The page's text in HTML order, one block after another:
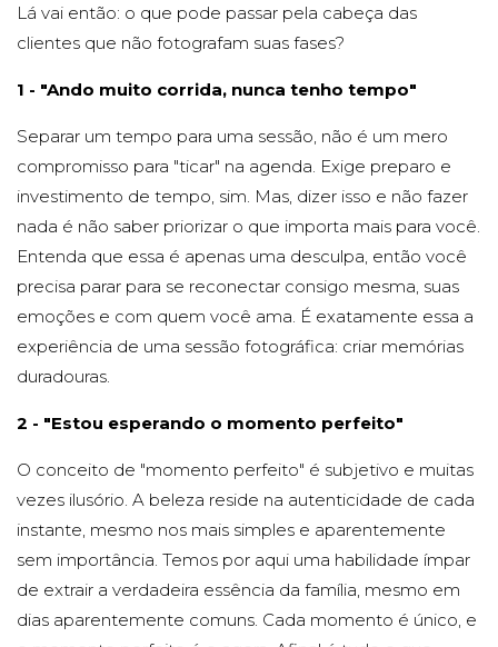
Lá vai então: o que pode passar pela cabeça das
clientes que não fotografam suas fases?
1 - "Ando muito corrida, nunca tenho tempo"
Separar um tempo para uma sessão, não é um mero
compromisso para "ticar" na agenda. Exige preparo e
investimento de tempo, sim. Mas, dizer isso e não fazer
nada é não saber priorizar o que importa mais para você.
Entenda que essa é apenas uma desculpa, então você
precisa parar para se reconectar consigo mesma, suas
emoções e com quem você ama. É exatamente essa a
experiência de uma sessão fotográfica: criar memórias
duradouras.
2 - "Estou esperando o momento perfeito"
O conceito de "momento perfeito" é subjetivo e muitas
vezes ilusório. A beleza reside na autenticidade de cada
instante, mesmo nos mais simples e aparentemente
sem importância. Temos por aqui uma habilidade ímpar
de extrair a verdadeira essência da família, mesmo em
dias aparentemente comuns. Cada momento é único, e